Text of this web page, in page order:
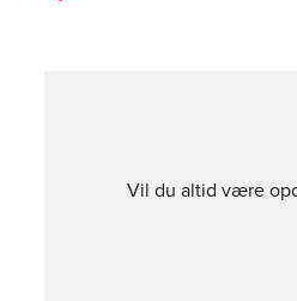
Vil du altid være